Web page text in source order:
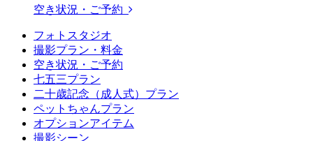
空き状況・ご予約
フォトスタジオ
撮影プラン・料金
空き状況・ご予約
七五三プラン
二十歳記念（成人式）プラン
ペットちゃんプラン
オプションアイテム
撮影シーン